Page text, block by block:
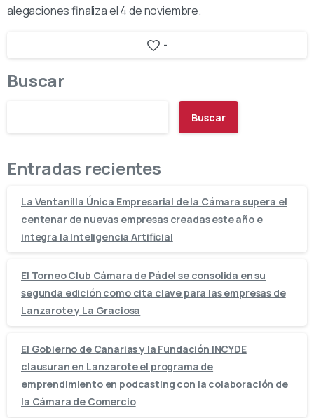
alegaciones finaliza el 4 de noviembre.
-
Buscar
Buscar
Entradas recientes
La Ventanilla Única Empresarial de la Cámara supera el
centenar de nuevas empresas creadas este año e
integra la Inteligencia Artificial
El Torneo Club Cámara de Pádel se consolida en su
segunda edición como cita clave para las empresas de
Lanzarote y La Graciosa
El Gobierno de Canarias y la Fundación INCYDE
clausuran en Lanzarote el programa de
emprendimiento en podcasting con la colaboración de
la Cámara de Comercio